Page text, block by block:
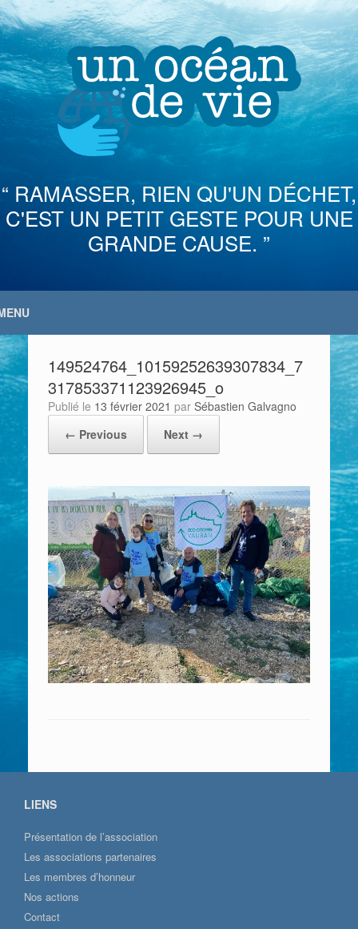
Skip
to
content
“ RAMASSER, RIEN QU'UN DÉCHET,
C'EST UN PETIT GESTE POUR UNE
GRANDE CAUSE. ”
149524764_10159252639307834_7
317853371123926945_o
Publié le 13 février 2021 par Sébastien Galvagno
← Previous
Next →
LIENS
Présentation de l’association
Les associations partenaires
Les membres d’honneur
Nos actions
Contact